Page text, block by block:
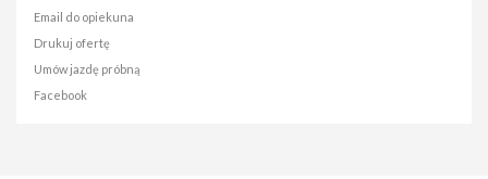
Email do opiekuna
Drukuj ofertę
Umów jazdę próbną
Facebook